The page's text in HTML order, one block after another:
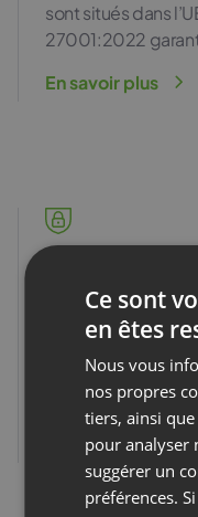
sont situés dans
27001:2022
En savoir plus
Sécurité
Utilisez le
SSO et les jetons
événements et
En savoir plus
Ce sont
en êtes
Nous vous
nos propres
tiers, ainsi
pour analyser
suggérer un
préférences.